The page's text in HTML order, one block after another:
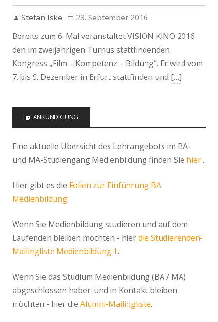
Stefan Iske
23. September 2016
Bereits zum 6. Mal veranstaltet VISION KINO 2016
den im zweijährigen Turnus stattfindenden
Kongress „Film – Kompetenz – Bildung“. Er wird vom
7. bis 9. Dezember in Erfurt stattfinden und […]
ANKÜNDIGUNG
Eine aktuelle Übersicht des Lehrangebots im BA-
und MA-Studiengang Medienbildung finden Sie hier.
Hier gibt es die Folien zur Einführung BA
Medienbildung
Wenn Sie Medienbildung studieren und auf dem
Laufenden bleiben möchten - hierdie Studierenden-
Mailingliste Medienbildung-l..
Wenn Sie das Studium Medienbildung (BA / MA)
abgeschlossen haben und in Kontakt bleiben
möchten - hier die Alumni-Mailingliste.